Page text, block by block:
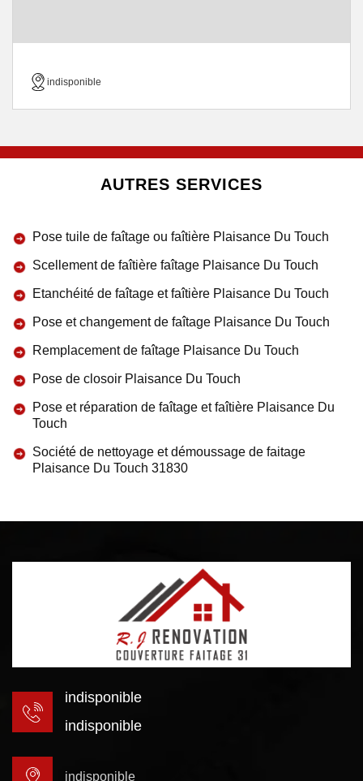
indisponible
AUTRES SERVICES
Pose tuile de faîtage ou faîtière Plaisance Du Touch
Scellement de faîtière faîtage Plaisance Du Touch
Etanchéité de faîtage et faîtière Plaisance Du Touch
Pose et changement de faîtage Plaisance Du Touch
Remplacement de faîtage Plaisance Du Touch
Pose de closoir Plaisance Du Touch
Pose et réparation de faîtage et faîtière Plaisance Du
Touch
Société de nettoyage et démoussage de faitage
Plaisance Du Touch 31830
indisponible
indisponible
indisponible